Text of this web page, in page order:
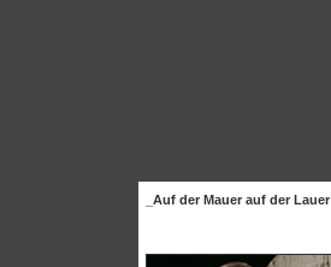
_Auf der Mauer auf der Lauer